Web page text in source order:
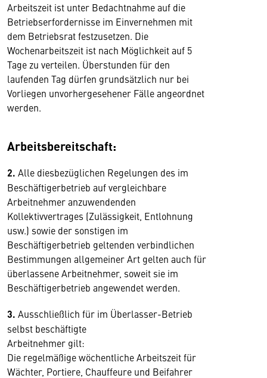
Arbeitszeit ist unter Bedachtnahme auf die
Betriebserfordernisse im Einvernehmen mit
dem Betriebsrat festzusetzen. Die
Wochenarbeitszeit ist nach Möglichkeit auf 5
Tage zu verteilen. Überstunden für den
laufenden Tag dürfen grundsätzlich nur bei
Vorliegen unvorhergesehener Fälle angeordnet
werden.
Arbeitsbereitschaft:
2. Alle diesbezüglichen Regelungen des im
Beschäftigerbetrieb auf vergleichbare
Arbeitnehmer anzuwendenden
Kollektivvertrages (Zulässigkeit, Entlohnung
usw.) sowie der sonstigen im
Beschäftigerbetrieb geltenden verbindlichen
Bestimmungen allgemeiner Art gelten auch für
überlassene Arbeitnehmer, soweit sie im
Beschäftigerbetrieb angewendet werden.
3. Ausschließlich für im Überlasser-Betrieb
selbst beschäftigte
Arbeitnehmer gilt:
Die regelmäßige wöchentliche Arbeitszeit für
Wächter, Portiere, Chauffeure und Beifahrer